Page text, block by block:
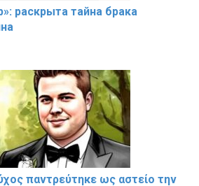
рaскрыта тaйна брaка
παντρεύτηκε ως αστείο την